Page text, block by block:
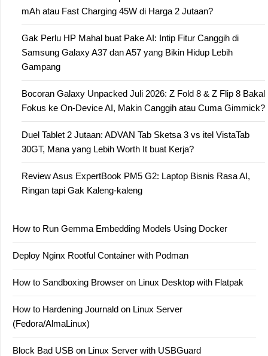
mAh atau Fast Charging 45W di Harga 2 Jutaan?
Gak Perlu HP Mahal buat Pake AI: Intip Fitur Canggih di
Samsung Galaxy A37 dan A57 yang Bikin Hidup Lebih
Gampang
Bocoran Galaxy Unpacked Juli 2026: Z Fold 8 & Z Flip 8 Bakal
Fokus ke On-Device AI, Makin Canggih atau Cuma Gimmick?
Duel Tablet 2 Jutaan: ADVAN Tab Sketsa 3 vs itel VistaTab
30GT, Mana yang Lebih Worth It buat Kerja?
Review Asus ExpertBook PM5 G2: Laptop Bisnis Rasa AI,
Ringan tapi Gak Kaleng-kaleng
How to Run Gemma Embedding Models Using Docker
Deploy Nginx Rootful Container with Podman
How to Sandboxing Browser on Linux Desktop with Flatpak
How to Hardening Journald on Linux Server
(Fedora/AlmaLinux)
Block Bad USB on Linux Server with USBGuard